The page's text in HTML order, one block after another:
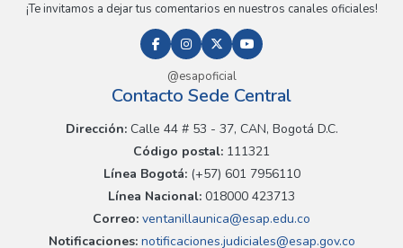
¡Te invitamos a dejar tus comentarios en nuestros canales oficiales!
@esapoficial
Contacto Sede Central
Dirección:Calle 44 # 53 - 37, CAN, Bogotá D.C.
Código postal: 111321
Línea Bogotá:(+57) 601 7956110
Línea Nacional: 018000 423713
Correo: ventanillaunica@esap.edu.co
Notificaciones:notificaciones.judiciales@esap.gov.co